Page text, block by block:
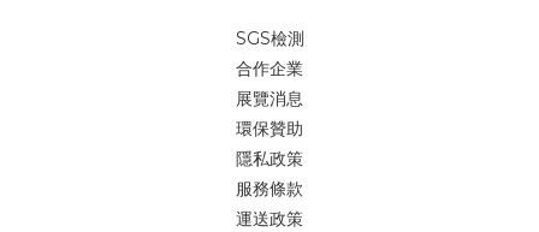
SGS檢測
合作企業
展覽消息
環保贊助
隱私政策
服務條款
運送政策